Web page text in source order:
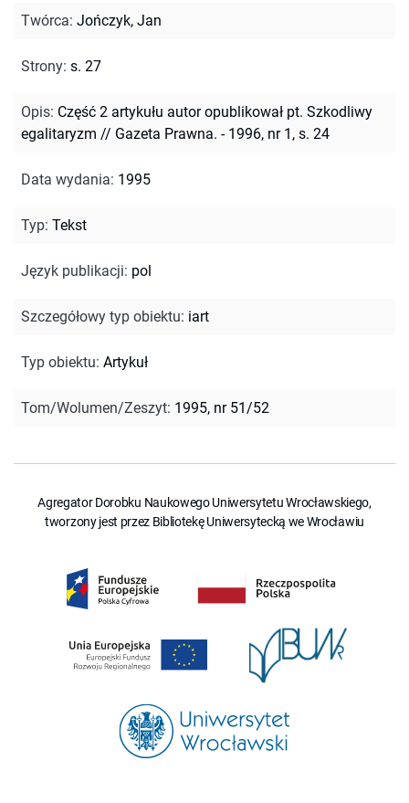
Twórca: Jończyk, Jan
Strony: s. 27
Opis: Część 2 artykułu autor opublikował pt. Szkodliwy
egalitaryzm // Gazeta Prawna. - 1996, nr 1, s. 24
Data wydania: 1995
Typ: Tekst
Język publikacji: pol
Szczegółowy typ obiektu: iart
Typ obiektu: Artykuł
Tom/Wolumen/Zeszyt: 1995, nr 51/52
Agregator Dorobku Naukowego Uniwersytetu Wrocławskiego,
tworzony jest przez Bibliotekę Uniwersytecką we Wrocławiu